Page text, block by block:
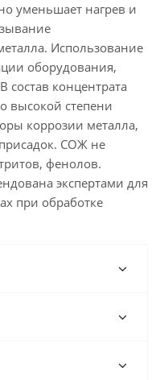
уменьшает нагрев и
Использование
оборудования,
состав концентрата
высокой степени
коррозии металла,
СОЖ не
фенолов.
экспертами для
при обработке